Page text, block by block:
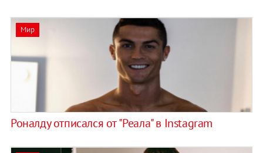
Мир
Роналду отписался от "Реала" в Instagram